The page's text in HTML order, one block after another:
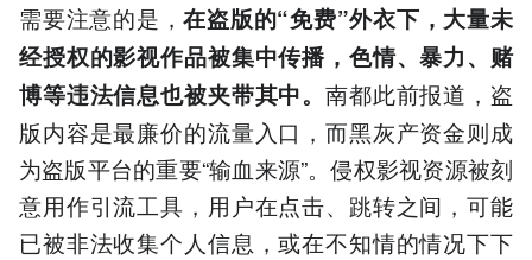
需要注意的是，在盗版的“免费”外衣下，大量未
经授权的影视作品被集中传播，色情、暴力、赌
博等违法信息也被夹带其中。南都此前报道，盗
版内容是最廉价的流量入口，而黑灰产资金则成
为盗版平台的重要“输血来源”。侵权影视资源被刻
意用作引流工具，用户在点击、跳转之间，可能
已被非法收集个人信息，或在不知情的情况下下